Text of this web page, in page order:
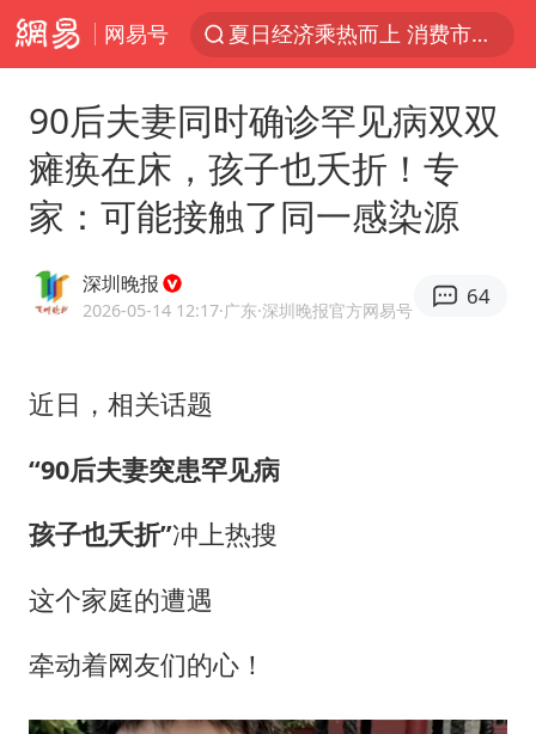
网易号
夏日经济乘热而上 消费市场向新而行
于东来回应胖东来近25年老店年底关闭
白海豚北上或致京津冀暴雨
宝妈给四胞胎取名平安喜乐
构建更高水平的全民健身公共服务体系
90后夫妻同时确诊罕见病双双
瘫痪在床，孩子也夭折！专
家：可能接触了同一感染源
深圳晚报
2026-05-14 12:17·广东·深圳晚报官方网易号
64
近日，相关话题
“90后夫妻突患罕见病
孩子也夭折”冲上热搜
这个家庭的遭遇
牵动着网友们的心！